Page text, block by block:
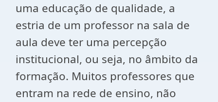
uma educação de qualidade, a
estria de um professor na sala de
aula deve ter uma percepção
institucional, ou seja, no âmbito da
formação. Muitos professores que
entram na rede de ensino, não